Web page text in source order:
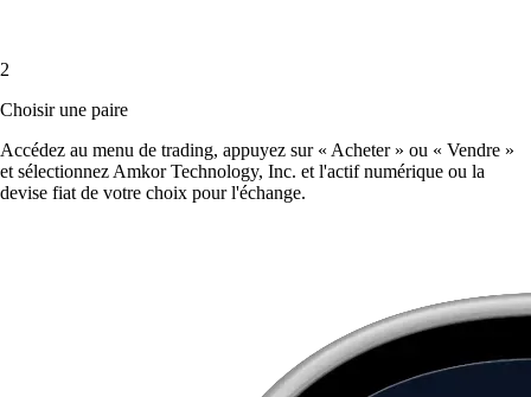
2
Choisir une paire
Accédez au menu de trading, appuyez sur « Acheter » ou « Vendre »
et sélectionnez Amkor Technology, Inc. et l'actif numérique ou la
devise fiat de votre choix pour l'échange.